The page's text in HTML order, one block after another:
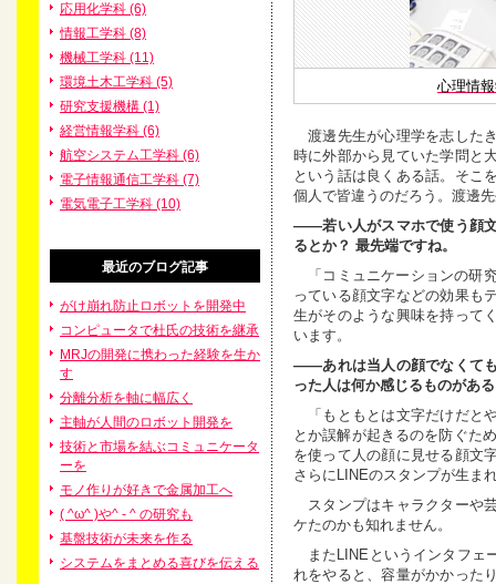
応用化学科 (6)
情報工学科 (8)
機械工学科 (11)
環境土木工学科 (5)
研究支援機構 (1)
経営情報学科 (6)
航空システム工学科 (6)
電子情報通信工学科 (7)
電気電子工学科 (10)
最近のブログ記事
がけ崩れ防止ロボットを開発中
コンピュータで杜氏の技術を継承
MRJの開発に携わった経験を生か
す
分離分析を軸に幅広く
主軸が人間のロボット開発を
技術と市場を結ぶコミュニケータ
ーを
モノ作りが好きで金属加工へ
( ^ω^ )や^ - ^ の研究も
基盤技術が未来を作る
システムをまとめる喜びを伝える
心理情
渡邊先生が心理学を志した
時に外部から見ていた学問と
という話は良くある話。そこ
個人で皆違うのだろう。渡邊
――若い人がスマホで使う顔
るとか？ 最先端ですね。
「コミュニケーションの研
っている顔文字などの効果も
生がそのような興味を持って
います。
――あれは当人の顔でなくて
った人は何か感じるものがあ
「もともとは文字だけだと
とか誤解が起きるのを防ぐた
を使って人の顔に見せる顔文
さらにLINEのスタンプが生ま
スタンプはキャラクターや
ケたのかも知れません。
またLINEというインタフェ
れをやると、容量がかかった